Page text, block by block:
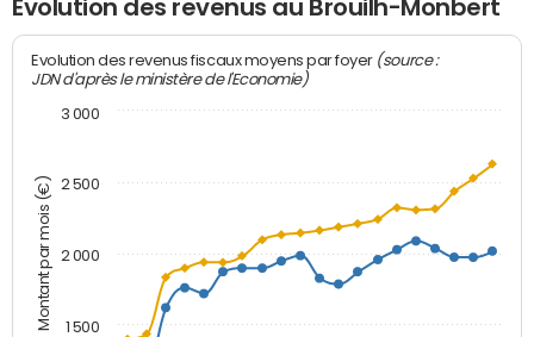
Evolution des revenus au Brouilh-Monbert
Montant par mois (€)
Evolution des revenus fiscaux moyens par foyer (source :
JDN d'après le ministère de l'Economie)
1 500
2 000
2 500
3 000